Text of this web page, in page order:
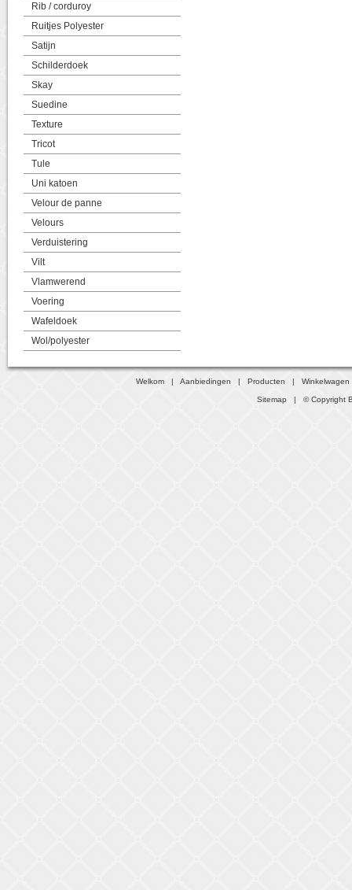
Rib / corduroy
Ruitjes Polyester
Satijn
Schilderdoek
Skay
Suedine
Texture
Tricot
Tule
Uni katoen
Velour de panne
Velours
Verduistering
Vilt
Vlamwerend
Voering
Wafeldoek
Wol/polyester
Welkom |Aanbiedingen |Producten |Winkelwagen
Sitemap | © Copyright